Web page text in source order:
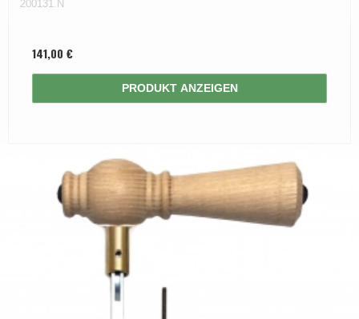
200131.N
141,00 €
PRODUKT ANZEIGEN